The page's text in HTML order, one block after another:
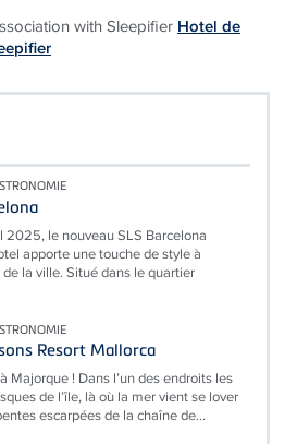
with Sleepifier Hotel de
2025, le nouveau SLS Barcelona
apporte une touche de style à
de la ville. Situé dans le quartier
Resort Mallorca
Majorque ! Dans l’un des endroits les
de l’île, là où la mer vient se lover
escarpées de la chaîne de...